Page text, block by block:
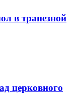
в трапезной
церковного